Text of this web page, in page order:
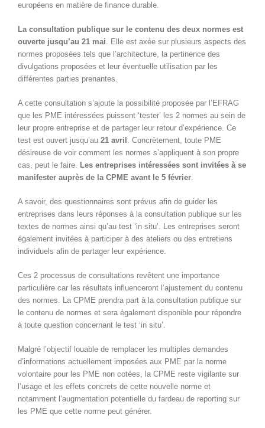
européens en matière de finance durable.
La consultation publique sur le contenu des deux normes est
ouverte jusqu’au 21 mai. Elle est axée sur plusieurs aspects des
normes proposées tels que l’architecture, la pertinence des
divulgations proposées et leur éventuelle utilisation par les
différentes parties prenantes.
A cette consultation s’ajoute la possibilité proposée par l’EFRAG
que les PME intéressées puissent ‘tester’ les 2 normes au sein de
leur propre entreprise et de partager leur retour d’expérience. Ce
test est ouvert jusqu’au 21 avril . Concrètement, toute PME
désireuse de voir comment les normes s’appliquent à son propre
cas, peut le faire. Les entreprises intéressées sont invitées à se
manifester auprès de la CPME avant le 5 février.
A savoir, des questionnaires sont prévus afin de guider les
entreprises dans leurs réponses à la consultation publique sur les
textes de normes ainsi qu’au test ‘in situ’. Les entreprises seront
également invitées à participer à des ateliers ou des entretiens
individuels afin de partager leur expérience.
Ces 2 processus de consultations revêtent une importance
particulière car les résultats influenceront l’ajustement du contenu
des normes. La CPME prendra part à la consultation publique sur
le contenu de normes et sera également disponible pour répondre
à toute question concernant le test ‘in situ’.
Malgré l’objectif louable de remplacer les multiples demandes
d’informations actuellement imposées aux PME par la norme
volontaire pour les PME non cotées, la CPME reste vigilante sur
l’usage et les effets concrets de cette nouvelle norme et
notamment l’augmentation potentielle du fardeau de reporting sur
les PME que cette norme peut générer.